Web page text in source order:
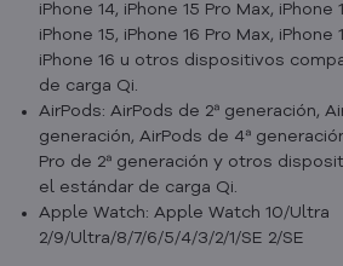
iPhone 14, iPhone 15 Pro Max, iPhone
iPhone 15, iPhone 16 Pro Max, iPhone
iPhone 16 u otros dispositivos
de carga Qi.
AirPods: AirPods de 2ª generación,
generación, AirPods de 4ª
Pro de 2ª generación y otros
el estándar de carga Qi.
Apple Watch: Apple Watch 10/Ultra
2/9/Ultra/8/7/6/5/4/3/2/1/SE 2/SE